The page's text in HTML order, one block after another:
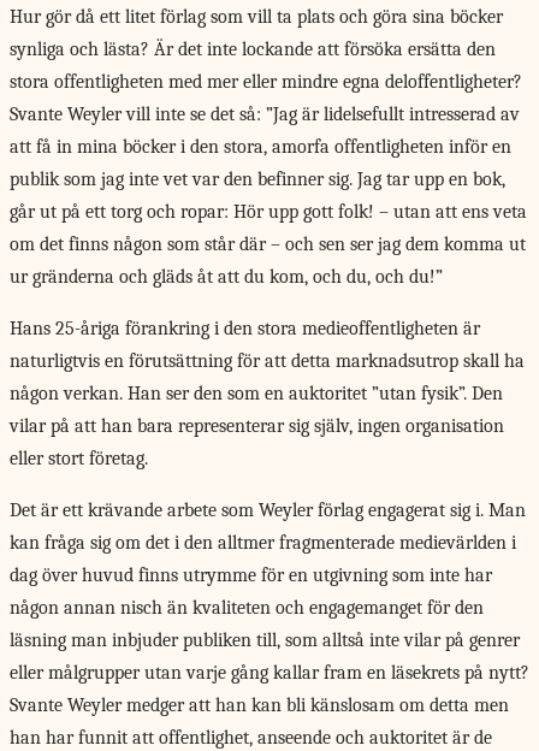
Hur gör då ett litet förlag som vill ta plats och göra sina böcker
synliga och lästa? Är det inte lockande att försöka ersätta den
stora offentligheten med mer eller mindre egna deloffentligheter?
Svante Weyler vill inte se det så: ”Jag är lidelsefullt intresserad av
att få in mina böcker i den stora, amorfa offentligheten inför en
publik som jag inte vet var den befinner sig. Jag tar upp en bok,
går ut på ett torg och ropar: Hör upp gott folk! – utan att ens veta
om det finns någon som står där – och sen ser jag dem komma ut
ur gränderna och gläds åt att du kom, och du, och du!”
Hans 25-åriga förankring i den stora medieoffentligheten är
naturligtvis en förutsättning för att detta marknadsutrop skall ha
någon verkan. Han ser den som en auktoritet ”utan fysik”. Den
vilar på att han bara representerar sig själv, ingen organisation
eller stort företag.
Det är ett krävande arbete som Weyler förlag engagerat sig i. Man
kan fråga sig om det i den alltmer fragmenterade medievärlden i
dag över huvud finns utrymme för en utgivning som inte har
någon annan nisch än kvaliteten och engagemanget för den
läsning man inbjuder publiken till, som alltså inte vilar på genrer
eller målgrupper utan varje gång kallar fram en läsekrets på nytt?
Svante Weyler medger att han kan bli känslosam om detta men
han har funnit att offentlighet, anseende och auktoritet är de